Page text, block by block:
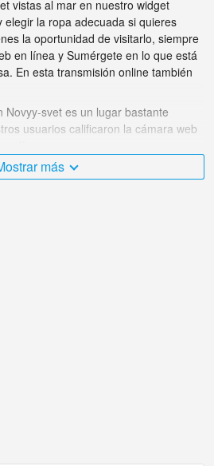
vistas al mar en nuestro widget
elegir la ropa adecuada si quieres
la oportunidad de visitarlo, siempre
en línea y Sumérgete en lo que está
En esta transmisión online también
Novyy-svet es un lugar bastante
usuarios calificaron la cámara web
hay una gran cantidad de lugares que
más